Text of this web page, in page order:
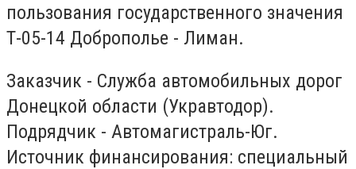
пользования государственного значения
Т-05-14 Доброполье - Лиман.
Заказчик - Служба автомобильных дорог
Донецкой области (Укравтодор).
Подрядчик - Автомагистраль-Юг.
Источник финансирования: специальный